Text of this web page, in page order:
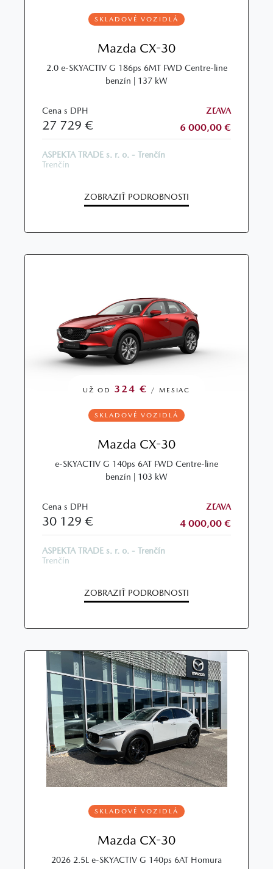
SKLADOVÉ VOZIDLÁ
Mazda CX-30
2.0 e‑SKYACTIV G 186ps 6MT FWD Centre-line
benzín | 137 kW
Cena s DPH
27 729 €
ZĽAVA
6 000,00 €
ASPEKTA TRADE s. r. o. - Trenčín
Trenčín
ZOBRAZIŤ PODROBNOSTI
UŽ OD 324 € / MESIAC
SKLADOVÉ VOZIDLÁ
Mazda CX-30
e‑SKYACTIV G 140ps 6AT FWD Centre-line
benzín | 103 kW
Cena s DPH
30 129 €
ZĽAVA
4 000,00 €
ASPEKTA TRADE s. r. o. - Trenčín
Trenčín
ZOBRAZIŤ PODROBNOSTI
SKLADOVÉ VOZIDLÁ
Mazda CX-30
2026 2.5L e-SKYACTIV G 140ps 6AT Homura